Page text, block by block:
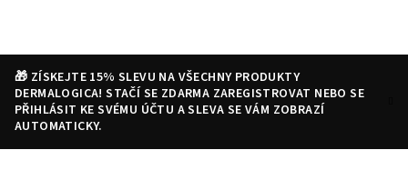
🎁 ZÍSKEJTE 15% SLEVU NA VŠECHNY PRODUKTY
DERMALOGICA! STAČÍ SE ZDARMA ZAREGISTROVAT NEBO SE
PŘIHLÁSIT KE SVÉMU ÚČTU A SLEVA SE VÁM ZOBRAZÍ
AUTOMATICKY.
HledatPřihlášeníNákupní